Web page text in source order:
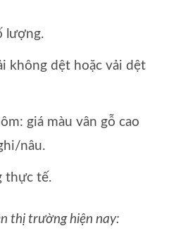
lượng.
không dệt hoặc vải dệt
giá màu vân gỗ cao
nâu.
thực tế.
thị trường hiện nay: